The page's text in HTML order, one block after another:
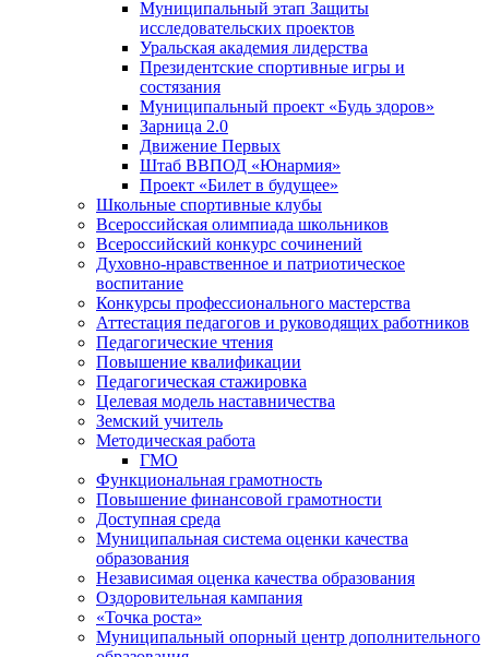
Муниципальный этап Защиты
исследовательских проектов
Уральская академия лидерства
Президентские спортивные игры и
состязания
Муниципальный проект «Будь здоров»
Зарница 2.0
Движение Первых
Штаб ВВПОД «Юнармия»
Проект «Билет в будущее»
Школьные спортивные клубы
Всероссийская олимпиада школьников
Всероссийский конкурс сочинений
Духовно-нравственное и патриотическое
воспитание
Конкурсы профессионального мастерства
Аттестация педагогов и руководящих работников
Педагогические чтения
Повышение квалификации
Педагогическая стажировка
Целевая модель наставничества
Земский учитель
Методическая работа
ГМО
Функциональная грамотность
Повышение финансовой грамотности
Доступная среда
Муниципальная система оценки качества
образования
Независимая оценка качества образования
Оздоровительная кампания
«Точка роста»
Муниципальный опорный центр дополнительного